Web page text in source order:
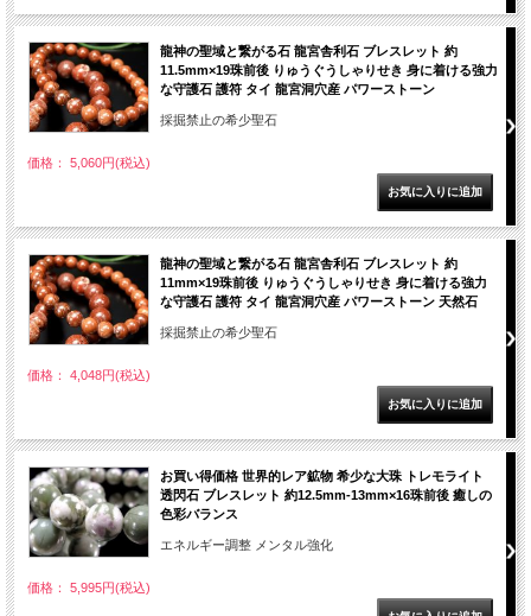
龍神の聖域と繋がる石 龍宮舎利石 ブレスレット 約
11.5mm×19珠前後 りゅうぐうしゃりせき 身に着ける強力
な守護石 護符 タイ 龍宮洞穴産 パワーストーン
採掘禁止の希少聖石
価格： 5,060円(税込)
龍神の聖域と繋がる石 龍宮舎利石 ブレスレット 約
11mm×19珠前後 りゅうぐうしゃりせき 身に着ける強力
な守護石 護符 タイ 龍宮洞穴産 パワーストーン 天然石
採掘禁止の希少聖石
価格： 4,048円(税込)
お買い得価格 世界的レア鉱物 希少な大珠 トレモライト
透閃石 ブレスレット 約12.5mm-13mm×16珠前後 癒しの
色彩バランス
エネルギー調整 メンタル強化
価格： 5,995円(税込)